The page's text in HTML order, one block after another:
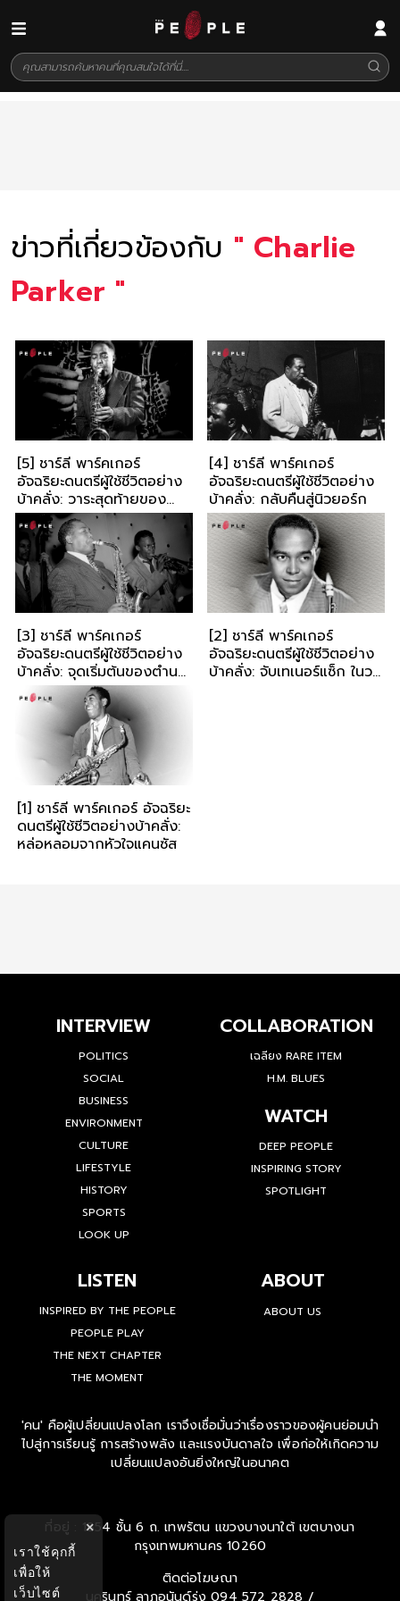
ข่าวที่เกี่ยวข้องกับ " Charlie
Parker "
[5] ชาร์ลี พาร์คเกอร์
อัจฉริยะดนตรีผู้ใช้ชีวิตอย่าง
บ้าคลั่ง: วาระสุดท้ายของ
เบิร์ด
[4] ชาร์ลี พาร์คเกอร์
อัจฉริยะดนตรีผู้ใช้ชีวิตอย่าง
บ้าคลั่ง: กลับคืนสู่นิวยอร์ก
[3] ชาร์ลี พาร์คเกอร์
อัจฉริยะดนตรีผู้ใช้ชีวิตอย่าง
บ้าคลั่ง: จุดเริ่มต้นของตำนา
นบีบ็อพ
[2] ชาร์ลี พาร์คเกอร์
อัจฉริยะดนตรีผู้ใช้ชีวิตอย่าง
บ้าคลั่ง: จับเทเนอร์แซ็ก ในวง
[1] ชาร์ลี พาร์คเกอร์ อัจฉริยะ
ดนตรีผู้ใช้ชีวิตอย่างบ้าคลั่ง:
หล่อหลอมจากหัวใจแคนซัส
INTERVIEW
POLITICS
SOCIAL
BUSINESS
ENVIRONMENT
CULTURE
LIFESTYLE
HISTORY
SPORTS
LOOK UP
COLLABORATION
เฉลียง RARE ITEM
H.M. BLUES
WATCH
DEEP PEOPLE
INSPIRING STORY
SPOTLIGHT
LISTEN
INSPIRED BY THE PEOPLE
PEOPLE PLAY
THE NEXT CHAPTER
THE MOMENT
ABOUT
ABOUT US
'คน' คือผู้เปลี่ยนแปลงโลก เราจึงเชื่อมั่นว่าเรื่องราวของผู้คนย่อมนำ
ไปสู่การเรียนรู้ การสร้างพลัง และแรงบันดาลใจ เพื่อก่อให้เกิดความ
เปลี่ยนแปลงอันยิ่งใหญ่ในอนาคต
ที่อยู่ : 1854 ชั้น 6 ถ. เทพรัตน แขวงบางนาใต้ เขตบางนา
กรุงเทพมหานคร 10260
ติดต่อโฆษณา
นครินทร์ ลาภอนันด์รุ่ง 094 572 2828 /
×
เราใช้คุกกี้
เพื่อให้
เว็บไซต์